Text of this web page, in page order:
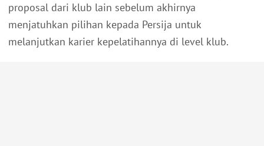
proposal dari klub lain sebelum akhirnya
menjatuhkan pilihan kepada Persija untuk
melanjutkan karier kepelatihannya di level klub.